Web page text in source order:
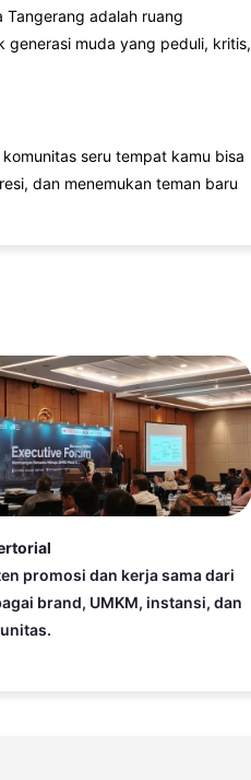
Tangerang adalah ruang
generasi muda yang peduli, kritis,
seru tempat kamu bisa
dan menemukan teman baru
promosi dan kerja sama dari
brand, UMKM, instansi, dan